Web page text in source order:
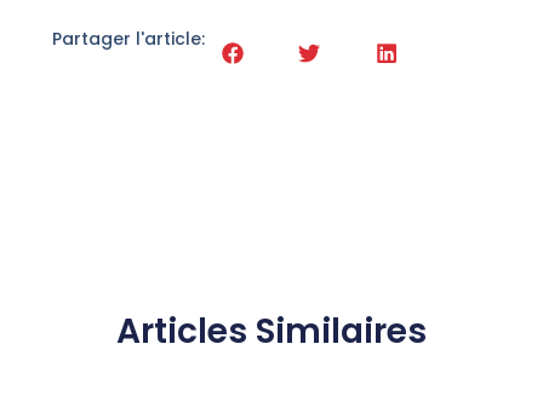
Partager l'article:
Articles Similaires